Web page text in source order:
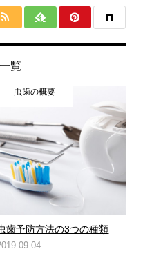
覧
虫歯の概要
歯予防方法の3つの種類